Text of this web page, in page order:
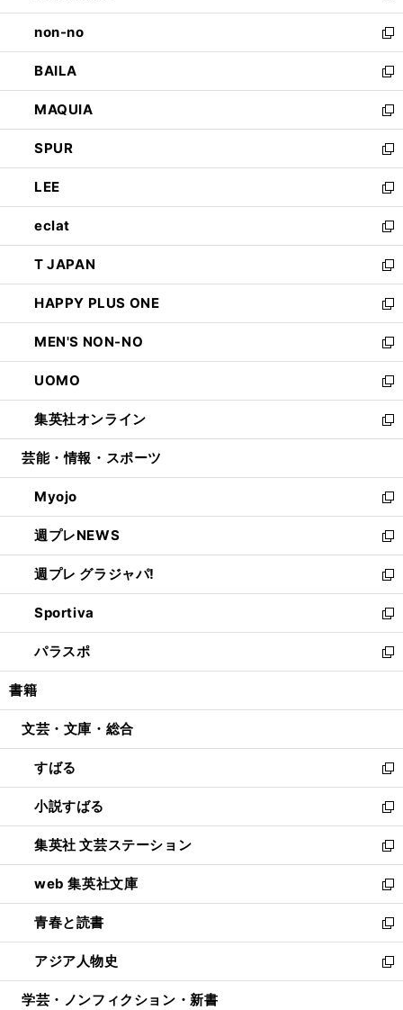
開
く
ウ
で
開
く
し
い
ウ
ィ
ン
ド
ウ
で
開
く
non-no
新
し
い
ウ
ィ
ン
ド
ウ
で
開
く
BAILA
新
し
い
ウ
ィ
ン
ド
ウ
で
開
く
MAQUIA
新
し
い
ウ
ィ
ン
ド
ウ
で
開
く
SPUR
新
し
い
ウ
ィ
ン
ド
ウ
で
開
く
LEE
新
し
い
ウ
ィ
ン
ド
ウ
で
開
く
eclat
新
し
い
ウ
ィ
ン
ド
ウ
で
開
く
T JAPAN
新
し
い
ウ
ィ
ン
ド
ウ
で
開
HAPPY PLUS ONE
新
し
い
ウ
ィ
ン
ド
ウ
開
く
MEN'S NON-NO
新
し
い
ウ
ィ
ン
ウ
で
開
く
UOMO
新
し
い
ウ
ン
ド
ウ
で
開
く
集英社オンライン
新
し
ウ
ィ
ン
ド
ウ
で
開
く
芸能・情報・スポーツ
Myojo
新
し
い
ウ
ィ
ン
ド
ウ
で
開
週プレNEWS
新
し
い
ウ
ィ
ン
ド
ウ
開
週プレ グラジャパ!
新
し
い
ウ
ィ
ン
ウ
開
く
Sportiva
新
し
い
ウ
ン
ウ
で
開
く
パラスポ
新
し
ウ
ン
ド
ウ
で
開
く
書籍
文芸・文庫・総合
すばる
新
し
い
ウ
ィ
ン
ド
ウ
で
開
く
小説すばる
新
し
い
ウ
ィ
ン
ド
ウ
で
開
集英社 文芸ステーション
新
し
い
ウ
ィ
ン
ド
ウ
web 集英社文庫
新
し
い
ウ
ィ
ン
青春と読書
新
し
い
ウ
アジア人物史
新
し
学芸・ノンフィクション・新書